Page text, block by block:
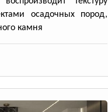
осадочных пород,
камня